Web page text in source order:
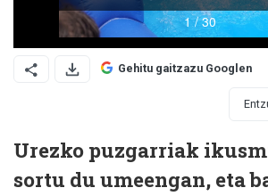
Gehitu gaitzazu Googlen
Urezko puzgarriak
sortu du umeengan, eta